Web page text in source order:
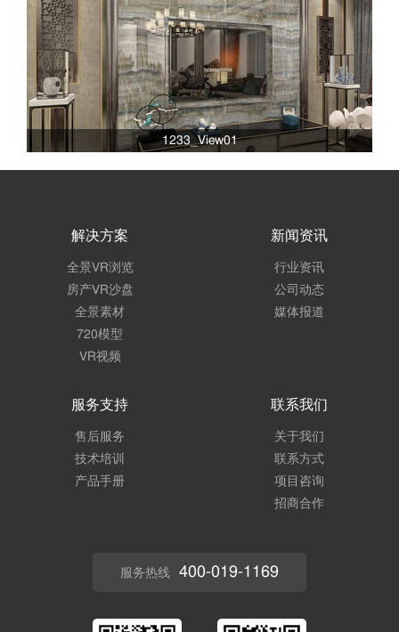
1233_View01
解决方案
全景VR浏览
房产VR沙盘
全景素材
720模型
VR视频
新闻资讯
行业资讯
公司动态
媒体报道
服务支持
售后服务
技术培训
产品手册
联系我们
关于我们
联系方式
项目咨询
招商合作
服务热线 400-019-1169